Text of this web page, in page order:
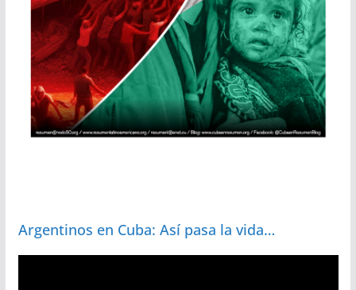
Argentinos en Cuba: Así pasa la vida…